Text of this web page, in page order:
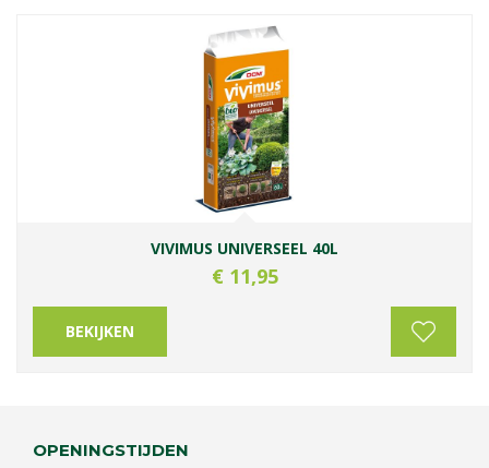
VIVIMUS UNIVERSEEL 40L
€ 11,95
BEKIJKEN
OPENINGSTIJDEN